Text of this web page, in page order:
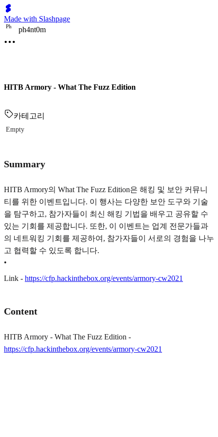
Made with Slashpage
Ph ph4nt0m
HITB Armory - What The Fuzz Edition
카테고리
Empty
Summary
HITB Armory의 What The Fuzz Edition은 해킹 및 보안 커뮤니
티를 위한 이벤트입니다. 이 행사는 다양한 보안 도구와 기술
을 탐구하고, 참가자들이 최신 해킹 기법을 배우고 공유할 수
있는 기회를 제공합니다. 또한, 이 이벤트는 업계 전문가들과
의 네트워킹 기회를 제공하여, 참가자들이 서로의 경험을 나누
고 협력할 수 있도록 합니다.
•
Link - https://cfp.hackinthebox.org/events/armory-cw2021
Content
HITB Armory - What The Fuzz Edition -
https://cfp.hackinthebox.org/events/armory-cw2021